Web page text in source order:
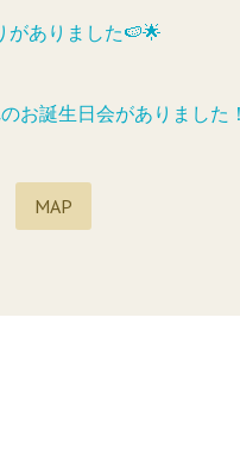
がありました🍉🌟
お誕生日会がありました
MAP